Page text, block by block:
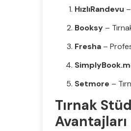
HızlıRandevu
Booksy –
Fresha –
Setmore –
Tırnak
Avantajları